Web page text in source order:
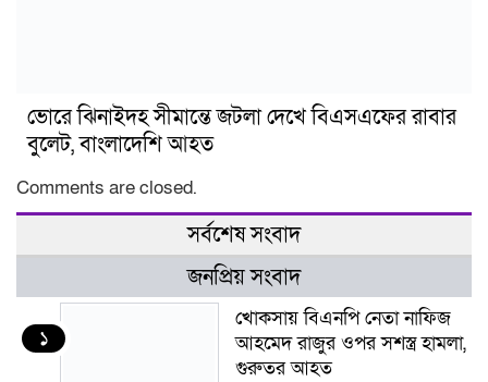
ভোরে ঝিনাইদহ সীমান্তে জটলা দেখে বিএসএফের রাবার
বুলেট, বাংলাদেশি আহত
Comments are closed.
সর্বশেষ সংবাদ
জনপ্রিয় সংবাদ
১
খোকসায় বিএনপি নেতা নাফিজ
আহমেদ রাজুর ওপর সশস্ত্র হামলা,
গুরুতর আহত